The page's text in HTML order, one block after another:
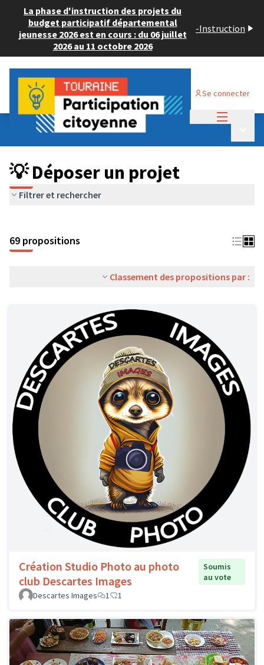
La phase d'instruction des projets du
budget participatif départemental
jeunesse 2026 est en cours : du 06 juillet
2026 au 11 octobre 2026
-Instruction
Se connecter
Budget Participatif ADULTE 2024
💡 Déposer un projet
💡 Déposer un projet
Filtrer et rechercher
69 propositions
Classement des propositions par :
Création Studio Photo au photo
club Descartes Images
Soumis
au vote
Descartes Images
1 1